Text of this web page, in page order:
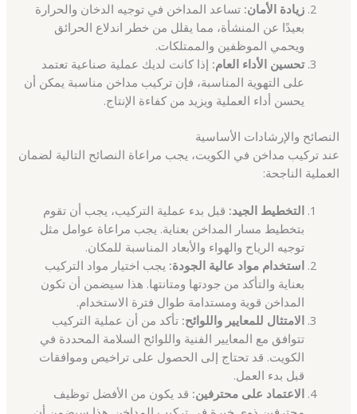
زيادة الأمان: تساعد المداخن في توجيه الدخان والحرارة
بعيدًا عن المنشأة، مما يقلل من خطر اندلاع الحرائق
ويحمي الموظفين والممتلكات.
تحسين الأداء العام: إذا كانت لديك عملية صناعية تعتمد
على التهوية المناسبة، فإن تركيب مداخن مناسبة يمكن أن
يحسن أداء العملية ويزيد من كفاءة الإنتاج.
النصائح والإرشادات الأساسية
عند تركيب مداخن في الكويت، يجب مراعاة النصائح التالية لضمان
العملية الناجحة:
التخطيط الجيد: قبل بدء عملية التركيب، يجب أن تقوم
بتخطيط مسار المداخن بعناية. يجب مراعاة عوامل مثل
توجيه الرياح والهواء والأبعاد المناسبة للمكان.
استخدام مواد عالية الجودة: يجب اختيار مواد التركيب
بعناية والتأكد من جودتها ومتانتها. هذا سيضمن أن تكون
المداخن قوية ومستدامة طوال فترة الاستخدام.
الامتثال للمعايير واللوائح: تأكد من أن عملية التركيب
تتوافق مع المعايير الفنية واللوائح السلامة المحددة في
الكويت. قد تحتاج إلى الحصول على تراخيص وموافقات
قبل بدء العمل.
الاعتماد على محترفين: قد يكون من الأفضل توظيف